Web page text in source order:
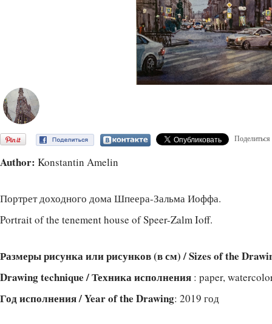
Поделиться
Author: Konstantin Amelin
Портрет доходного дома Шпеера-Зальма Иоффа.
Portrait of the tenement house of Speer-Zalm Ioff.
Размеры рисунка или рисунков (в см) / Sizes of the
Drawing technique / Техника исполнения : paper,
Год исполнения / Year of the Drawing: 2019 год